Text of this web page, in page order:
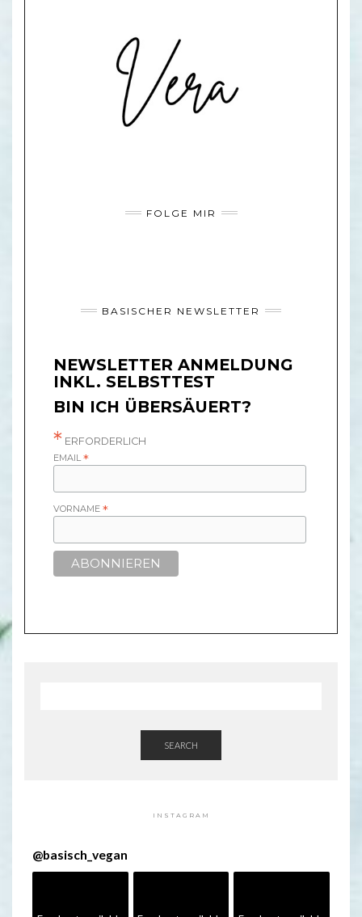
FOLGE MIR
BASISCHER NEWSLETTER
NEWSLETTER ANMELDUNG
INKL. SELBSTTEST
BIN ICH ÜBERSÄUERT?
* ERFORDERLICH
EMAIL*
VORNAME*
SEARCH
INSTAGRAM
@basisch_vegan